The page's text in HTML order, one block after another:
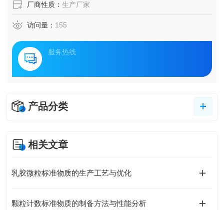
厂商性质： 生产厂家
访问量： 155
服务热线
产品分类
相关文章
乳胶微粒标准物质的生产工艺与优化
颗粒计数标准物质的制备方法与性能分析